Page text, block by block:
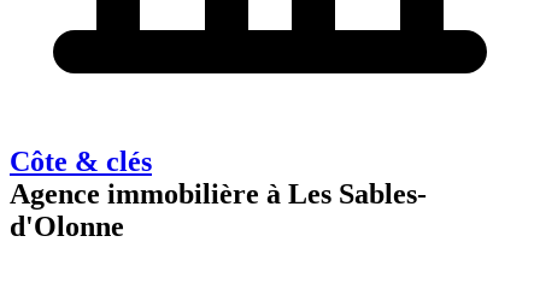
Côte & clés
Agence immobilière à Les Sables-
d'Olonne